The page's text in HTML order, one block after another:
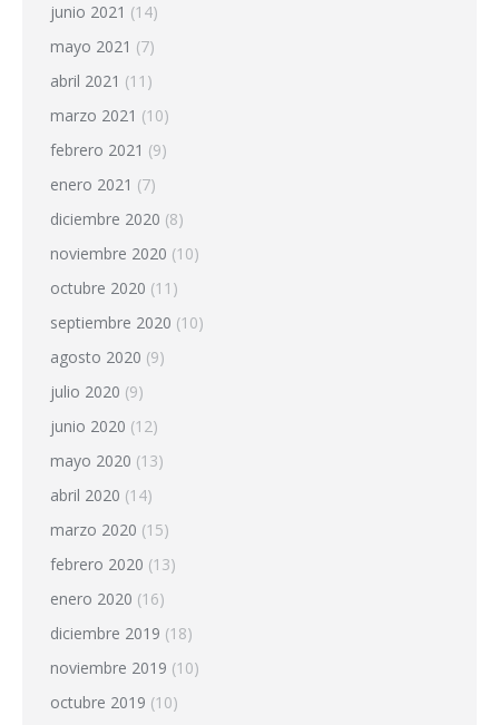
junio 2021 (14)
mayo 2021 (7)
abril 2021 (11)
marzo 2021 (10)
febrero 2021 (9)
enero 2021 (7)
diciembre 2020 (8)
noviembre 2020 (10)
octubre 2020 (11)
septiembre 2020 (10)
agosto 2020 (9)
julio 2020 (9)
junio 2020 (12)
mayo 2020 (13)
abril 2020 (14)
marzo 2020 (15)
febrero 2020 (13)
enero 2020 (16)
diciembre 2019 (18)
noviembre 2019 (10)
octubre 2019 (10)